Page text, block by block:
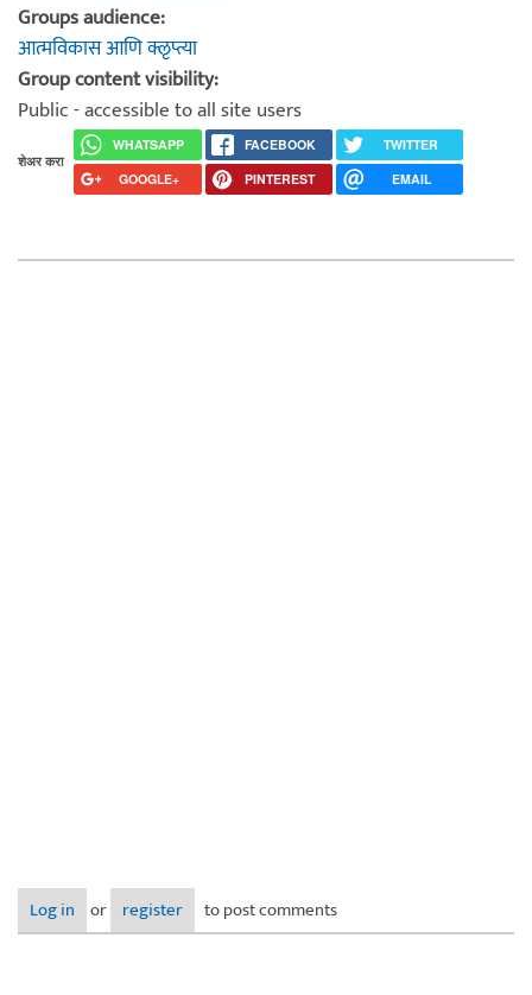
Groups audience:
आत्मविकास आणि क्लृप्त्या
Group content visibility:
Public - accessible to all site users
शेअर करा
WHATSAPP FACEBOOK
TWITTER
GOOGLE+
PINTEREST EMAIL
Log in or register to post comments